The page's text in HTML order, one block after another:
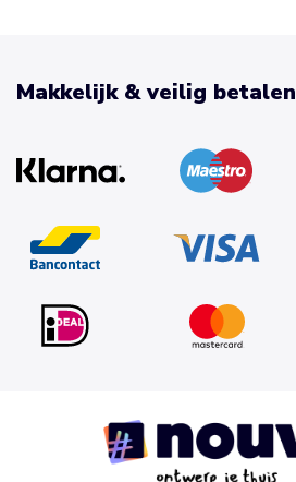
Makkelijk & veilig betalen